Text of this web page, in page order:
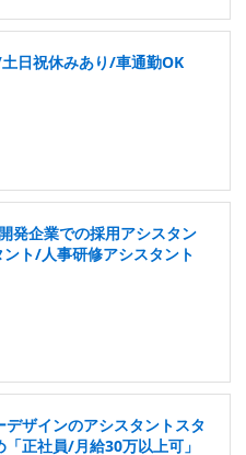
日祝休みあり/車通勤OK
発企業での採用アシスタン
ト/人事研修アシスタント
ザインのアシスタントスタ
正社員/月給30万以上可」